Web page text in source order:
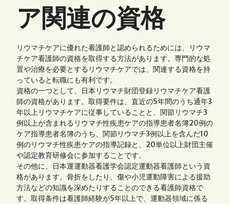
ア関連の資格
リウマチケアに優れた看護師と認められるためには、リウマ
チケア看護師の資格を取得する方法があります。専門的な処
置や治療を必要とするリウマチケアでは、関連する資格を持
っていると転職にも有利です。
資格の一つとして、日本リウマチ財団登録リウマチケア看護
師の資格があります。取得要件は、直近の5年間のうち通年3
年以上リウマチケアに従事していることと、関節リウマチ3
例以上が含まれるリウマチ性疾患ケアの指導患者名簿20例の
ケア指導患者名簿のうち、関節リウマチ3例以上を含んだ10
例のリウマチ性疾患ケアの指導記録と、20単位以上財団主催
や認定教育研修会に参加することです。
その他に、日本運運動器看護学会認定運動器看護師という資
格があります。骨折をしたり、傷や小児運動障害による援助
方法などの知識を深めたりすることのできる看護師資格で
す。取得条件は看護師経験が5年以上で、運動器領域に係る